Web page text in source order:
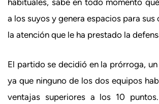
habituales, sabe en todo momento
a los suyos y genera espacios para
la atención que le ha prestado la
El partido se decidió en la prórroga,
ya que ninguno de los dos equipos
ventajas superiores a los 10